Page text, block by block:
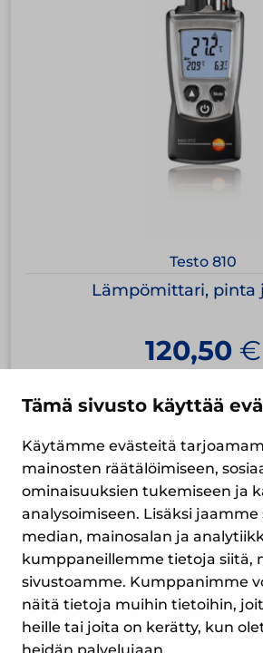
Tämä sivusto käyttää
Käytämme evästeitä
mainosten räätälöimiseen,
ominaisuuksien tukemiseen ja
analysoimiseen. Lisäksi jaamme
median, mainosalan ja
kumppaneillemme tietoja siitä,
sivustoamme. Kumppanimme
näitä tietoja muihin tietoihin,
heille tai joita on kerätty, kun
Testo 810
Lämpömittari, pinta
120,50 €
Yrityspiha 7
00390 Helsinki
Puh. (09) 477 4560